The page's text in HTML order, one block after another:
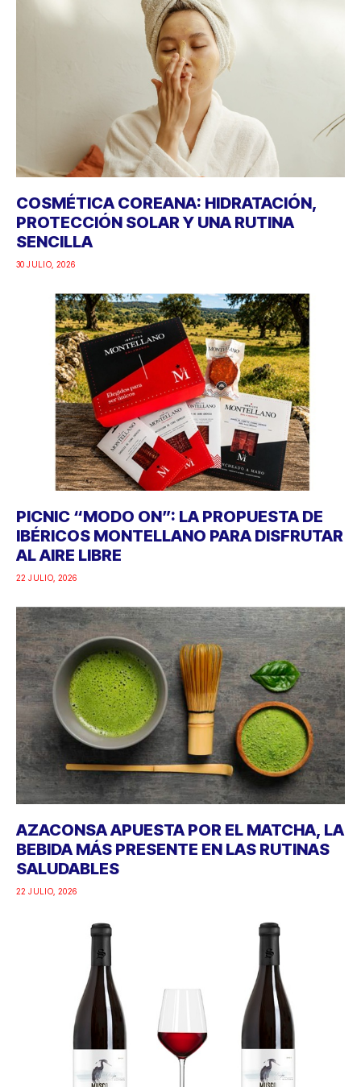
COSMÉTICA COREANA: HIDRATACIÓN,
PROTECCIÓN SOLAR Y UNA RUTINA
SENCILLA
30 JULIO, 2026
PICNIC “MODO ON”: LA PROPUESTA DE
IBÉRICOS MONTELLANO PARA DISFRUTAR
AL AIRE LIBRE
22 JULIO, 2026
AZACONSA APUESTA POR EL MATCHA, LA
BEBIDA MÁS PRESENTE EN LAS RUTINAS
SALUDABLES
22 JULIO, 2026